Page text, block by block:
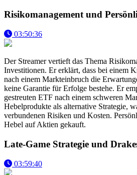
Risikomanagement und
03:50:36
Der Streamer vertieft das Thema
Investitionen. Er erklärt, dass bei einem
nach einem Markteinbruch die
keine Garantie für Erfolge bestehe. Er
gestreuten ETF nach einem schweren
Hebelprodukte als alternative Strategie,
verbundenen Risiken und Kosten.
Hebel auf Aktien gekauft.
Late-Game Strategie und
03:59:40